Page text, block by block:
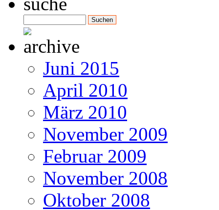
Juni 2015
April 2010
März 2010
November 2009
Februar 2009
November 2008
Oktober 2008